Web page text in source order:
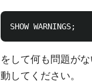
をして何も問題が
動してください。